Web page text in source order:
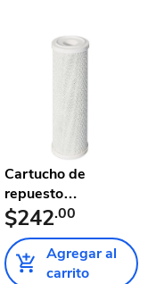
Cartucho de
repuesto
secundario de
carbó...
$242.00
Agregar al
carrito